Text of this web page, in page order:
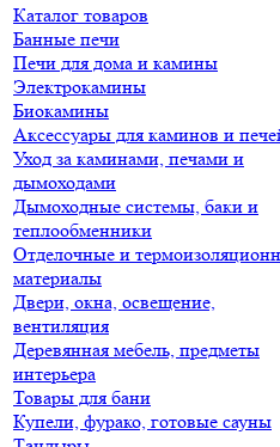
Каталог товаров
Банные печи
Печи для дома и камины
Электрокамины
Биокамины
Аксессуары для каминов и
Уход за каминами, печами и
дымоходами
Дымоходные системы, баки и
теплообменники
Отделочные и
материалы
Двери, окна, освещение,
вентиляция
Деревянная мебель, предметы
интерьера
Товары для бани
Купели, фурако, готовые сауны